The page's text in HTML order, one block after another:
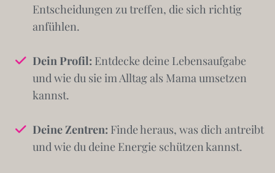
Entscheidungen zu treffen, die sich richtig
anfühlen.
Dein Profil: Entdecke deine Lebensaufgabe
und wie du sie im Alltag als Mama umsetzen
kannst.
Deine Zentren: Finde heraus, was dich antreibt
und wie du deine Energie schützen kannst.